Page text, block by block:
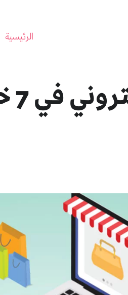
الرئيسية